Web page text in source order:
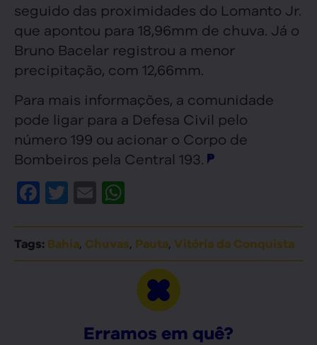
seguido das proximidades do Lomanto Jr.
que apontou para 18,96mm de chuva. Já o
Bruno Bacelar registrou a menor
precipitação, com 12,66mm.
Para mais informações, a comunidade
pode ligar para a Defesa Civil pelo
número 199 ou acionar o Corpo de
Bombeiros pela Central 193.
Facebook
Twitter
Email
Tags: Bahia, Chuvas, Pauta, Vitória da Conquista
Erramos em quê?